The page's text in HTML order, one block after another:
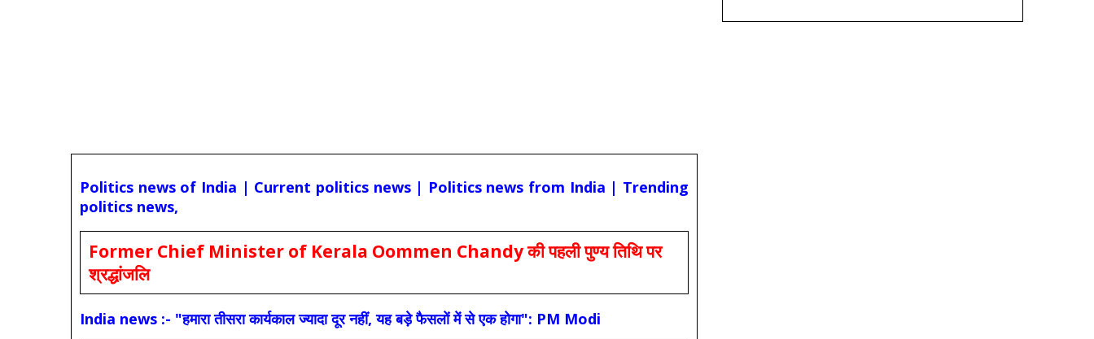
Politics news of India | Current politics news | Politics news from India | Trending
politics news,
Former Chief Minister of Kerala Oommen Chandy की पहली पुण्य तिथि पर
श्रद्धांजलि
India news :- "हमारा तीसरा कार्यकाल ज्यादा दूर नहीं, यह बड़े फैसलों में से एक होगा": PM Modi